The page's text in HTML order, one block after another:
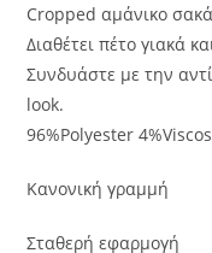
Cropped αμάνικο
Διαθέτει πέτο γιακά
Συνδυάστε με την
look.
96%Polyester
Κανονική γραμμή
Σταθερή εφαρμογή